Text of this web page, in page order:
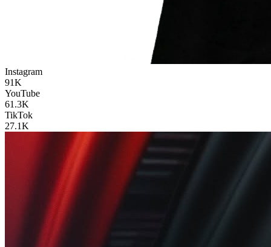
Instagram
91K
YouTube
61.3K
TikTok
27.1K